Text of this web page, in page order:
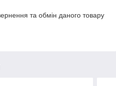
та обмін даного товару